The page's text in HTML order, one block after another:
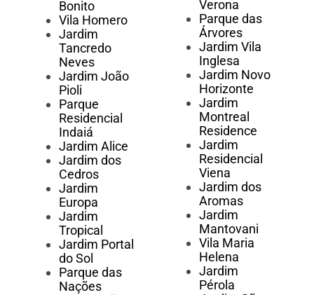
Bonito
Vila Homero
Jardim
Tancredo
Neves
Jardim João
Pioli
Parque
Residencial
Indaiá
Jardim Alice
Jardim dos
Cedros
Jardim
Europa
Jardim
Tropical
Jardim Portal
do Sol
Parque das
Nações
Verona
Parque das
Árvores
Jardim Vila
Inglesa
Jardim Novo
Horizonte
Jardim
Montreal
Residence
Jardim
Residencial
Viena
Jardim dos
Aromas
Jardim
Mantovani
Vila Maria
Helena
Jardim
Pérola